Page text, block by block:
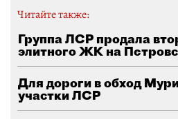
Читайте также:
Группа ЛСР продала
элитного ЖК на
Для дороги в обход
участки ЛСР